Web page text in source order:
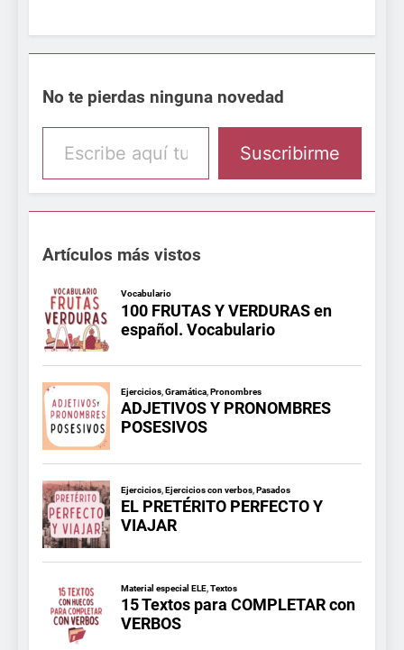
No te pierdas ninguna novedad
Escribe aquí tu email
Suscribirme
Artículos más vistos